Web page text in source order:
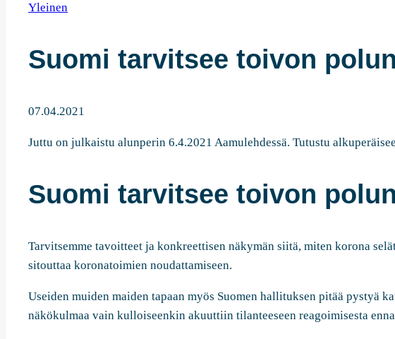
Yleinen
Suomi tarvitsee toivon
07.04.2021
Juttu on julkaistu alunperin 6.4.2021 Aamulehdessä. Tutustu
Suomi tarvitsee toivon
Tarvitsemme tavoitteet ja konkreettisen näkymän siitä, miten korona
sitouttaa koronatoimien noudattamiseen.
Useiden muiden maiden tapaan myös Suomen hallituksen pitää pystyä
näkökulmaa vain kulloiseenkin akuuttiin tilanteeseen reagoimisesta